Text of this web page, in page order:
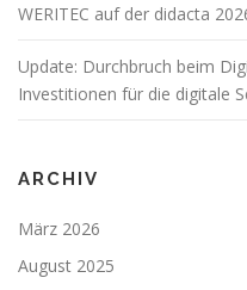
WERITEC auf der didacta
Update: Durchbruch beim
Investitionen für die digitale
ARCHIV
März 2026
August 2025